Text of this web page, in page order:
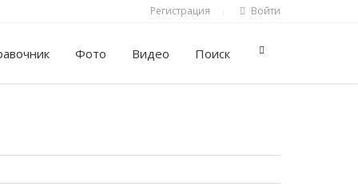
Регистрация Войти
Фото Видео Поиск